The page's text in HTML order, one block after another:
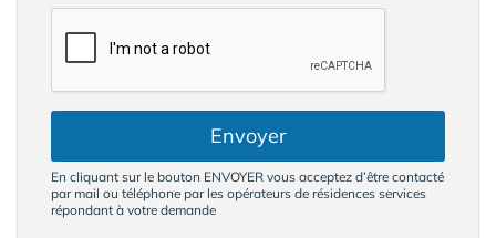
Envoyer
En cliquant sur le bouton ENVOYER vous acceptez d’être contacté
par mail ou téléphone par les opérateurs de résidences services
répondant à votre demande